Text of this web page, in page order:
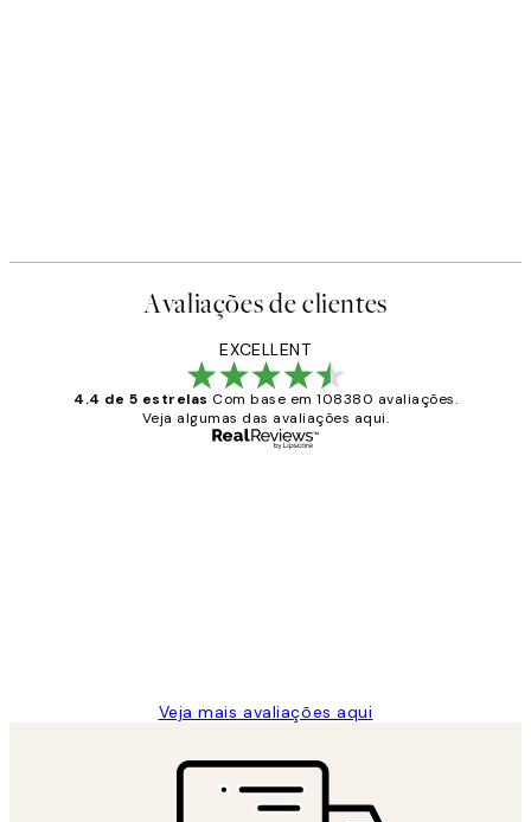
Avaliações de clientes
EXCELLENT
4.4 de 5 estrelas Com base em 108380 avaliações.
Veja algumas das avaliações aqui.
Veja mais avaliações aqui